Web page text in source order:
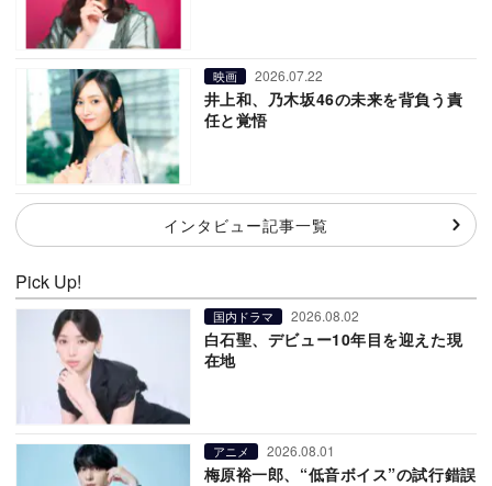
映画 2026.07.22
井上和、乃木坂46の未来を背負う責
任と覚悟
インタビュー記事一覧
Pick Up!
国内ドラマ 2026.08.02
白石聖、デビュー10年目を迎えた現
在地
アニメ 2026.08.01
梅原裕一郎、“低音ボイス”の試行錯誤